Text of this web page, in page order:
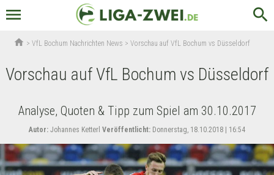
menu search
home >VfL Bochum Nachrichten News >Vorschau auf VfL Bochum vs Düsseldorf
Vorschau auf VfL Bochum vs Düsseldorf
Analyse, Quoten & Tipp zum Spiel am 30.10.2017
Autor: Johannes Ketterl Veröffentlicht: Donnerstag, 18.10.2018 | 16:54